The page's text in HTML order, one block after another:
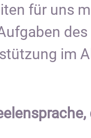
für uns
im